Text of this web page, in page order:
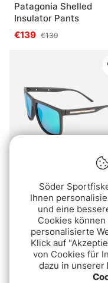
Patagonia Shelled
Insulator Pants
€139 €139
Fladen Polarized
Sunglasses Matt
Green/Grey Revo
€15.90
Söder
Ihnen
und eine
Cookies
personalisierte
Klick auf
von Cookies für
dazu in unserer